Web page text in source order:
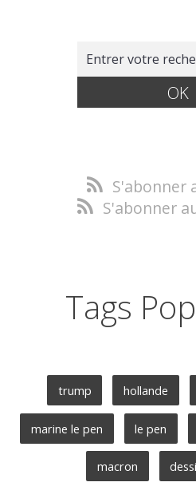
S'abonner
S'abonner
Tags
trump hollande
marine le pen le pen
macron